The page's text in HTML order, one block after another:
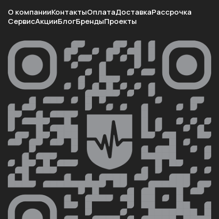
О компанииКонтактыОплатаДоставкаРассрочка
СервисАкцииБлогБрендыПроекты